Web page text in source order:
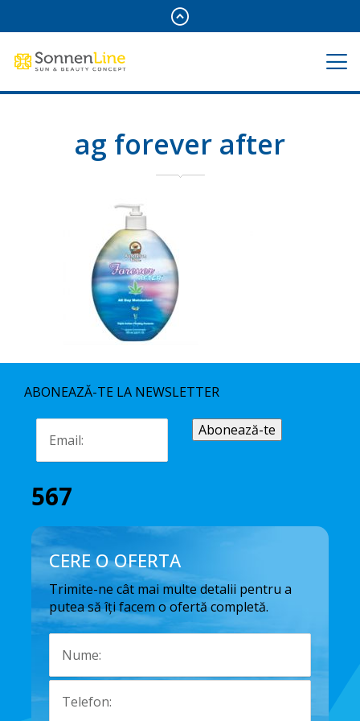
ag forever after
ABONEAZĂ-TE LA NEWSLETTER
567
CERE O OFERTA
Trimite-ne cât mai multe detalii pentru a
putea să îți facem o ofertă completă.